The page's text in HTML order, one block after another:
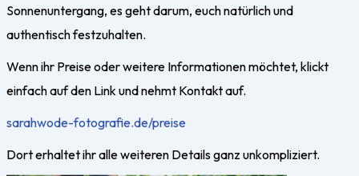
Sonnenuntergang, es geht darum, euch natürlich und
authentisch festzuhalten.
Wenn ihr Preise oder weitere Informationen möchtet, klickt
einfach auf den Link und nehmt Kontakt auf.
sarahwode-fotografie.de/preise
Dort erhaltet ihr alle weiteren Details ganz unkompliziert.